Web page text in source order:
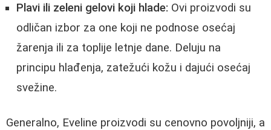
Plavi ili zeleni gelovi koji hlade: Ovi proizvodi su
odličan izbor za one koji ne podnose osećaj
žarenja ili za toplije letnje dane. Deluju na
principu hlađenja, zatežući kožu i dajući osećaj
svežine.
Generalno, Eveline proizvodi su cenovno povoljniji, a